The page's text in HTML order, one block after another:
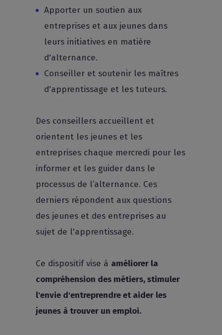
Apporter un soutien aux
entreprises et aux jeunes dans
leurs initiatives en matière
d'alternance.
Conseiller et soutenir les maîtres
d'apprentissage et les tuteurs.
Des conseillers accueillent et
orientent les jeunes et les
entreprises chaque mercredi pour les
informer et les guider dans le
processus de l’alternance. Ces
derniers répondent aux questions
des jeunes et des entreprises au
sujet de l'apprentissage.
Ce dispositif vise à améliorer la
compréhension des métiers, stimuler
l'envie d'entreprendre et aider les
jeunes à trouver un emploi.